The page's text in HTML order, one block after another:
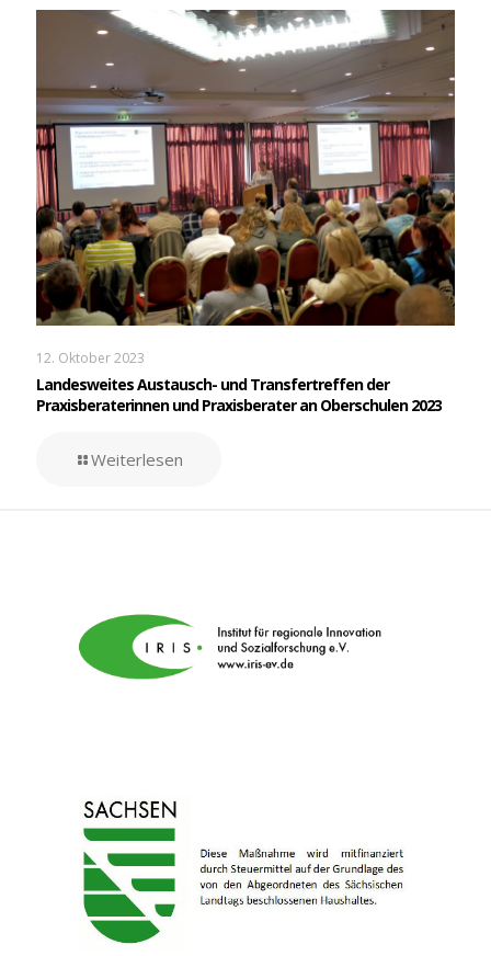
12. Oktober 2023
Landesweites Austausch- und Transfertreffen der
Praxisberaterinnen und Praxisberater an Oberschulen 2023
Weiterlesen